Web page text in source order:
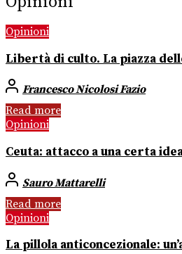
Opinioni
Libertà di culto. La piazza
Francesco Nicolosi Fazio
Read more
Opinioni
Ceuta: attacco a una certa
Sauro Mattarelli
Read more
Opinioni
La pillola anticoncezionale: